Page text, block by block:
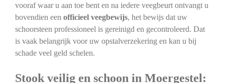
vooraf waar u aan toe bent en na iedere veegbeurt ontvangt u
bovendien een officieel veegbewijs, het bewijs dat uw
schoorsteen professioneel is gereinigd en gecontroleerd. Dat
is vaak belangrijk voor uw opstalverzekering en kan u bij
schade veel geld schelen.
Stook veilig en schoon in Moergestel: